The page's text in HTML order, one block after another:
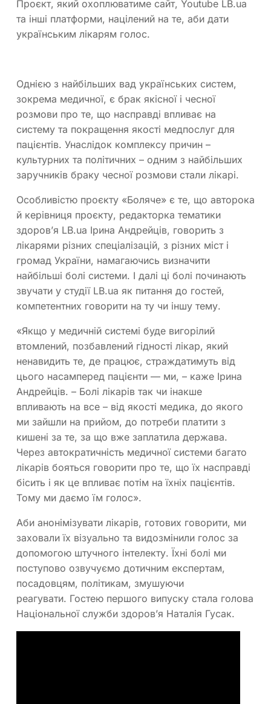
Проєкт, який охоплюватиме сайт, Youtube LB.ua
та інші платформи, націлений на те, аби дати
українським лікарям голос.
Однією з найбільших вад українських систем,
зокрема медичної, є брак якісної і чесної
розмови про те, що насправді впливає на
систему та покращення якості медпослуг для
пацієнтів. Унаслідок комплексу причин –
культурних та політичних – одним з найбільших
заручників браку чесної розмови стали лікарі.
Особливістю проєкту «Боляче» є те, що авторока
й керівниця проєкту, редакторка тематики
здоров’я LB.ua Ірина Андрейців, говорить з
лікарями різних спеціалізацій, з різних міст і
громад України, намагаючись визначити
найбільші болі системи. І далі ці болі починають
звучати у студії LB.ua як питання до гостей,
компетентних говорити на ту чи іншу тему.
«Якщо у медичній системі буде вигорілий
втомлений, позбавлений гідності лікар, який
ненавидить те, де працює, страждатимуть від
цього насамперед пацієнти — ми, – каже Ірина
Андрейців. – Болі лікарів так чи інакше
впливають на все – від якості медика, до якого
ми зайшли на прийом, до потреби платити з
кишені за те, за що вже заплатила держава.
Через автократичність медичної системи багато
лікарів бояться говорити про те, що їх насправді
бісить і як це впливає потім на їхніх пацієнтів.
Тому ми даємо їм голос».
Аби анонімізувати лікарів, готових говорити, ми
заховали їх візуально та видозмінили голос за
допомогою штучного інтелекту. Їхні болі ми
поступово озвучуємо дотичним експертам,
посадовцям, політикам, змушуючи
реагувати. Гостею першого випуску стала голова
Національної служби здоров’я Наталія Гусак.